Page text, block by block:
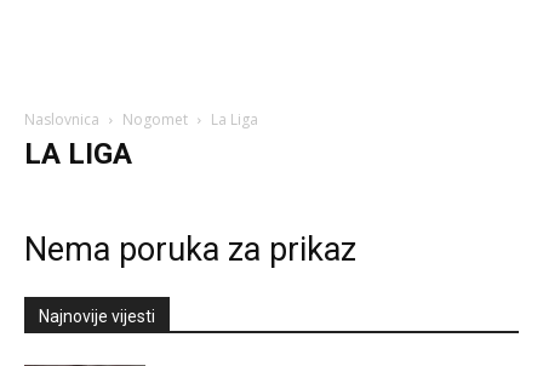
Naslovnica Nogomet La Liga
LA LIGA
Nema poruka za prikaz
Najnovije vijesti